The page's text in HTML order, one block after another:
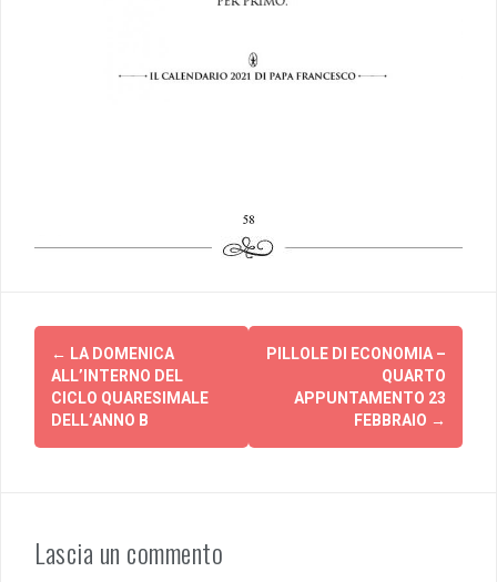
Post
navigation
← LA DOMENICA
ALL’INTERNO DEL
CICLO QUARESIMALE
DELL’ANNO B
PILLOLE DI ECONOMIA –
QUARTO
APPUNTAMENTO 23
FEBBRAIO →
Lascia un commento